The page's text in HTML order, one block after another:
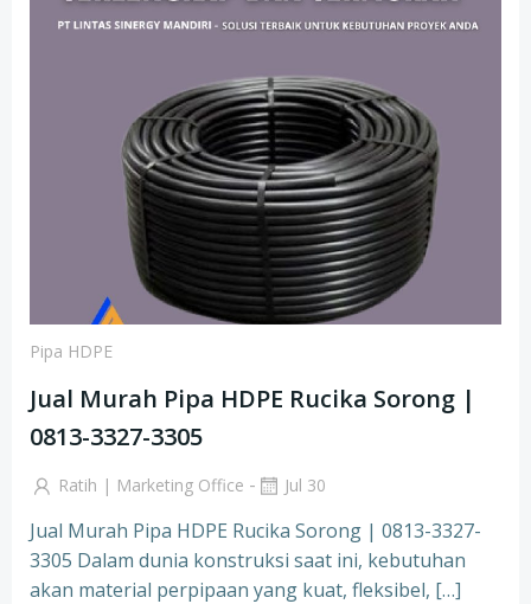
Pipa HDPE
Jual Murah Pipa HDPE Rucika Sorong |
0813-3327-3305
Ratih | Marketing Office - Jul 30
Jual Murah Pipa HDPE Rucika Sorong | 0813-3327-
3305 Dalam dunia konstruksi saat ini, kebutuhan
akan material perpipaan yang kuat, fleksibel, […]